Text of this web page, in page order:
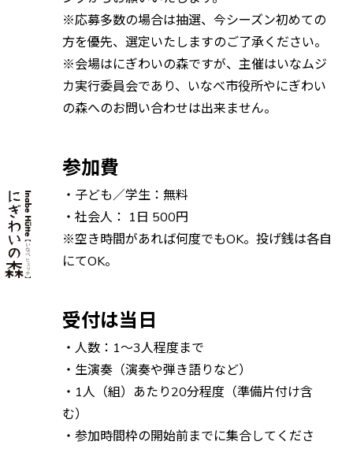
※応募多数の場合は抽選、今シーズン初めての
方を優先、選定いたしますのご了承ください。
※会場はにぎわいの森ですが、主催はいなムジ
カ実行委員会であり、いなべ市役所やにぎわい
の森へのお問い合わせは出来ません。
参加費
・子ども／学生：無料
・社会人： 1日 500円
※空き時間があれば何度でもOK。投げ銭は各自
にてOK。
受付は当日
・人数：1〜3人程度まで
・生演奏（演奏や弾き語りなど）
・1人（組）あたり20分程度（準備片付け含
む）
・参加時間枠の開始前までに集合してくださ